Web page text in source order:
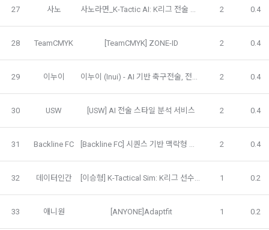
닫기 재발송
확인
제 4 조 (약관의 해석)
1. 이 약관에서 규정하지 않은 사항에 관해서는 약관의규제등에
전자문서 및 전자거래기본법, 전자금융거래법, 전자서명법, 소
비자기본법 등의 관계법령에 따른다.
2. "회원"이 "회사"와 개별 계약을 체결하여 서비스를 이용하는
경우에는 개별 계약이 우선한다.
제 5 조 (이용계약의 성립)
1. "회원"이 이용신청(회원가입 신청) 작성 후에 "회사"가 웹 상
의 안내를 "회원"에게 통지함으로써 이용계약이 성립된다.
2. “회사”는 "회사"의 ‘데이콘 인재풀 등록’ 서비스를 이용하고자
하는 자가 본 약관과 개인정보취급방침을 읽고 이에 대하여 "동
대회 코드 링크1개, 구직 의향, 희망근무지역
력, 개인 운영 사이트 링크(GitHub, Linkedin 등) ,영상, ppt
3) 모바일 서비스 이용 시 수집되는 항목
이는 개인을 식별할 수 없는 형태입니다.
4) 보상금 지급 시 수집하는 항목
소득세법)
5) 채용 합격 시, 기업의 요금 산정을 위한 수집 항목
27 사노 사노라면_K-Tactic AI: K리그 전술 인텔리전스 플랫폼 2 0.4
28 TeamCMYK [TeamCMYK] ZONE-ID 2 0.4
29 이누이 이누이 (Inui) - AI 기반 축구전술, 전략 코치 2 0.4
30 USW [USW] AI 전술 스타일 분석 서비스 2 0.4
31 Backline FC [Backline FC] 시퀀스 기반 맥락형 축구 수비 퍼포먼스 지표 리포트 서비스 SCDPM-R 2 0.4
32 데이터인간 [이승형] K-Tactical Sim: K리그 선수 교체 xG 시뮬레이터 1 0.2
33 애니원 [ANYONE]Adaptfit 1 0.2